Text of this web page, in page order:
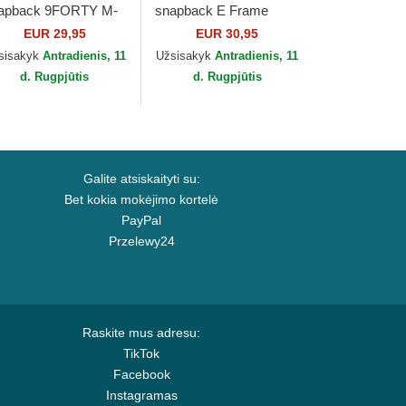
9FORTY M-
Team Las Vegas
NFL New Era
EUR 29,95
Antradienis, 11
d. Rugpjūtis
snapback E Frame
Essential Las Vegas
Raiders NFL New Era
EUR 30,95
UžsisakykAntradienis, 11
d. Rugpjūtis
Galite atsiskaityti su:
Bet kokia mokėjimo kortelė
PayPal
Przelewy24
Raskite mus adresu:
TikTok
Facebook
Instagramas